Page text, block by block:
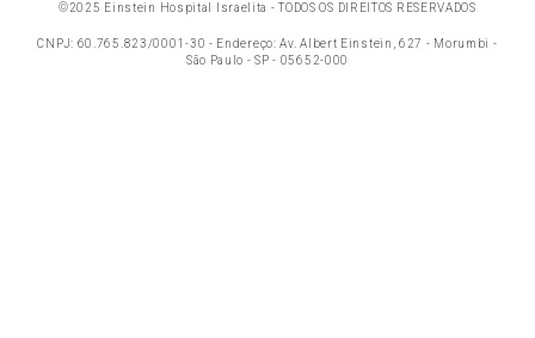
©2025 Einstein Hospital Israelita -TODOS OS DIREITOS RESERVADOS
CNPJ: 60.765.823/0001-30 - Endereço: Av. Albert Einstein, 627 - Morumbi -
São Paulo - SP - 05652-000